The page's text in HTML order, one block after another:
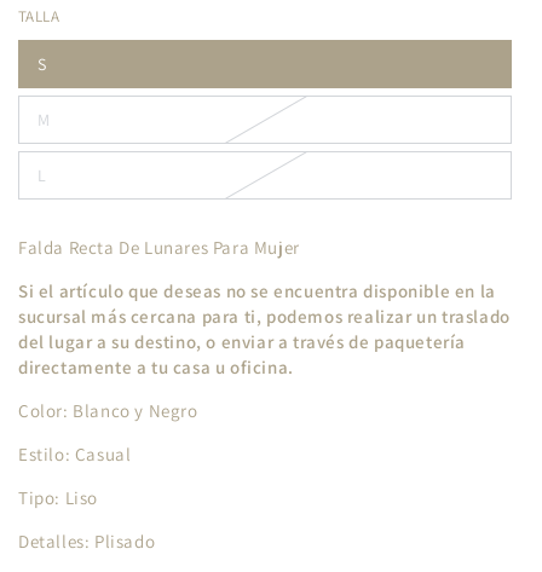
TALLA
S
M
L
Falda Recta De Lunares Para Mujer
Si el artículo que deseas no se encuentra disponible en la
sucursal más cercana para ti, podemos realizar un traslado
del lugar a su destino, o enviar a través de paquetería
directamente a tu casa u oficina.
Color: Blanco y Negro
Estilo: Casual
Tipo: Liso
Detalles: Plisado